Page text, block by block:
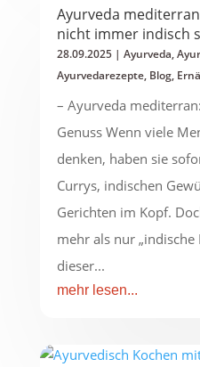
Ayurveda
nicht immer indisch
28.09.2025| Ayurveda,
Ayurvedarezepte, Blog,
– Ayurveda
Genuss Wenn viele
denken, haben sie
Currys, indischen
Gerichten im Kopf.
mehr als nur „indische
dieser...
mehr lesen...